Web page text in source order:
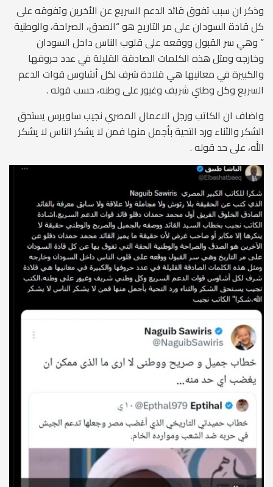
وذكر ان سبب تفوق قائد الدعم السريع عن الأخرين وتفوقه على
كل قادة السودان على مر التاريخ هو “الصدق، الصراحة، والوطنية
” وهي سر القبول ووقعه على قلوب الناس داخل السودان
وخارجه ومثل هذه الكلمات الصادقة القليلة في عدد حروفها
والكبيرة في معانيها هي قلادة شرف لكل أشاوس قوات الدعم
السريع وكل وطني شريف وغيور على وطنه، حسب قوله .
واضاف ان الكاتب ورجل الاعمال المصري نجيب ساويرس يستحق
الشكر والثناء ورد التحية بأجمل منها فمن لا يشكر الناس لا يشكر
الله، على حد قوله .